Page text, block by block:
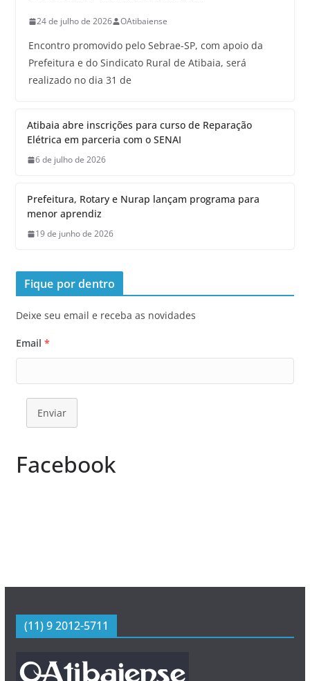
24 de julho de 2026 OAtibaiense
Encontro promovido pelo Sebrae-SP, com apoio da
Prefeitura e do Sindicato Rural de Atibaia, será
realizado no dia 31 de
Atibaia abre inscrições para curso de Reparação
Elétrica em parceria com o SENAI
6 de julho de 2026
Prefeitura, Rotary e Nurap lançam programa para
menor aprendiz
19 de junho de 2026
Fique por dentro
Deixe seu email e receba as novidades
Email *
Enviar
Facebook
(11) 9 2012-5711